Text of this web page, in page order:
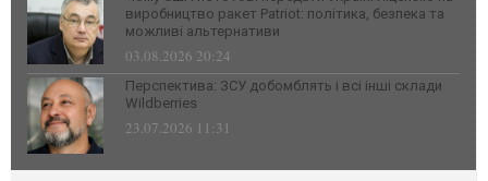
виробництво ракет Patriot: політика, безпека та
можливі альтернативи
03.08.2026 20:24
Перспектива: ЗСУ добомблять і всі інші склади
Wildberries
23.07.2026 11:31